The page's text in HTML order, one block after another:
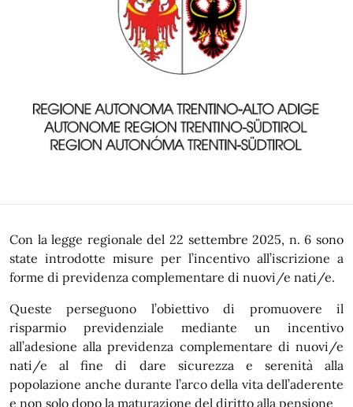
Con la legge regionale del 22 settembre 2025, n. 6 sono
state introdotte misure per l’incentivo all’iscrizione a
forme di previdenza complementare di nuovi/e nati/e.
Queste perseguono l’obiettivo di promuovere il
risparmio previdenziale mediante un incentivo
all’adesione alla previdenza complementare di nuovi/e
nati/e al fine di dare sicurezza e serenità alla
popolazione anche durante l’arco della vita dell’aderente
e non solo dopo la maturazione del diritto alla pensione